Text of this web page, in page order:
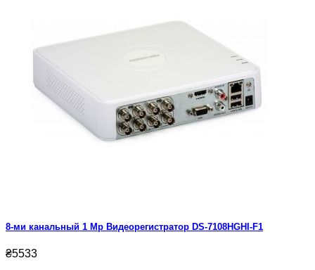
8-ми канальный 1 Mp Видеорегистратор DS-7108HGHI-F1
₴5533